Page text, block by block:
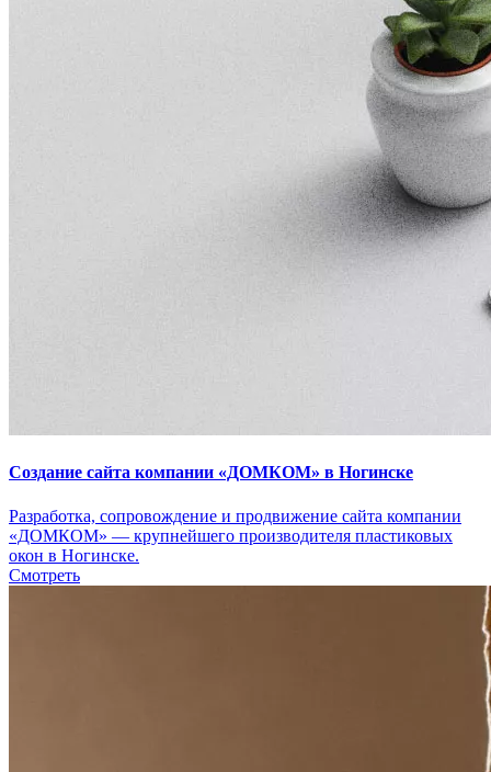
Создание сайта компании «ДОМКОМ» в Ногинске
Разработка, сопровождение и продвижение сайта компании
«ДОМКОМ» — крупнейшего производителя пластиковых
окон в Ногинске.
Смотреть